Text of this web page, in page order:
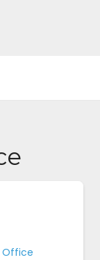
Office